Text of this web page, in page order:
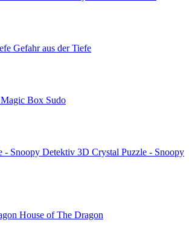
Gefahr aus der Tiefe
Magic Box Sudo
3D Crystal Puzzle - Snoopy
House of The Dragon